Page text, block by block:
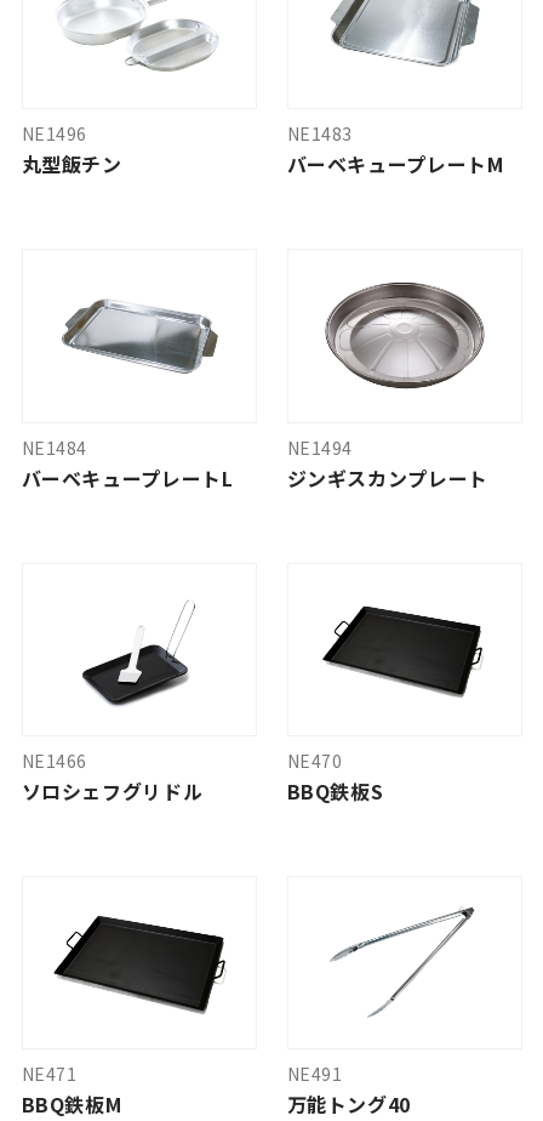
NE1496
丸型飯チン
NE1483
バーベキュープレートM
NE1484
バーベキュープレートL
NE1494
ジンギスカンプレート
NE1466
ソロシェフグリドル
NE470
BBQ鉄板S
NE471
BBQ鉄板M
NE491
万能トング40